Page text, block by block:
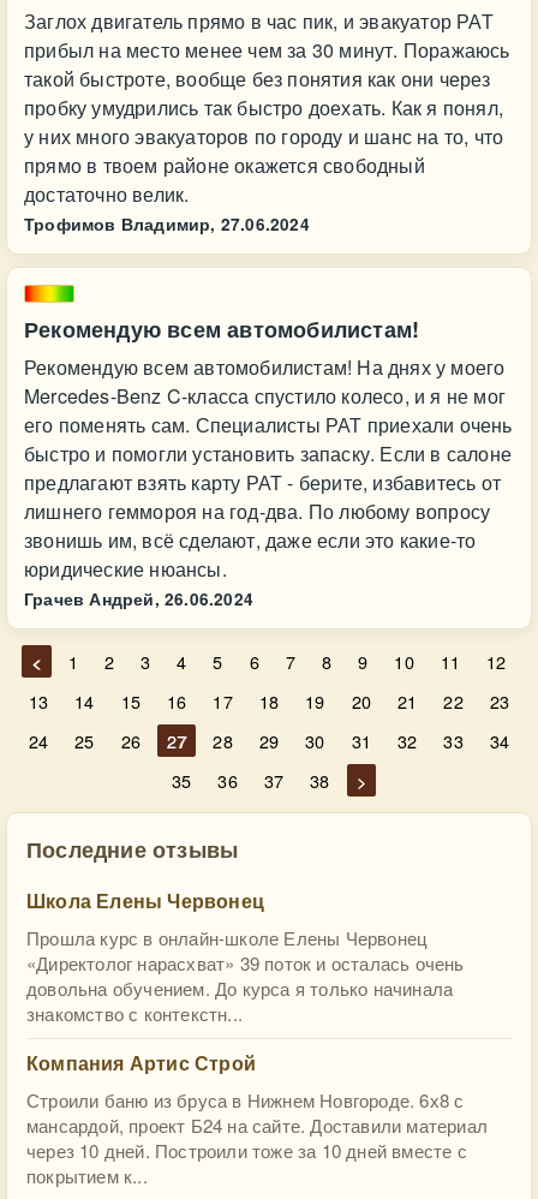
Заглох двигатель прямо в час пик, и эвакуатор РАТ
прибыл на место менее чем за 30 минут. Поражаюсь
такой быстроте, вообще без понятия как они через
пробку умудрились так быстро доехать. Как я понял,
у них много эвакуаторов по городу и шанс на то, что
прямо в твоем районе окажется свободный
достаточно велик.
Трофимов Владимир, 27.06.2024
Рекомендую всем автомобилистам!
Рекомендую всем автомобилистам! На днях у моего
Mercedes-Benz C-класса спустило колесо, и я не мог
его поменять сам. Специалисты РАТ приехали очень
быстро и помогли установить запаску. Если в салоне
предлагают взять карту РАТ - берите, избавитесь от
лишнего геммороя на год-два. По любому вопросу
звонишь им, всё сделают, даже если это какие-то
юридические нюансы.
Грачев Андрей, 26.06.2024
< 1 2 3 4 5 6 7 8 9 10 11
12
13
14 15 16 17 18 19 20 21 22
23
24
25 26 27 28 29 30 31 32 33
34
35
36 37 38 >
Последние отзывы
Школа Елены Червонец
Прошла курс в онлайн-школе Елены Червонец
«Директолог нарасхват» 39 поток и осталась очень
довольна обучением. До курса я только начинала
знакомство с контекстн...
Компания Артис Строй
Строили баню из бруса в Нижнем Новгороде. 6х8 с
мансардой, проект Б24 на сайте. Доставили материал
через 10 дней. Построили тоже за 10 дней вместе с
покрытием к...